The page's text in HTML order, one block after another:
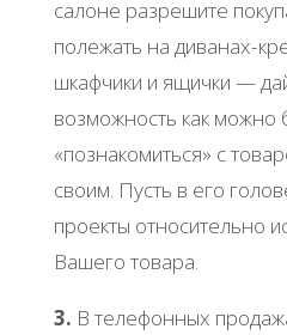
салоне разрешите
полежать на диванах-
шкафчики и ящички —
возможность как можно
«познакомиться» с
своим. Пусть в его
проекты относительно
Вашего товара.
3. В телефонных